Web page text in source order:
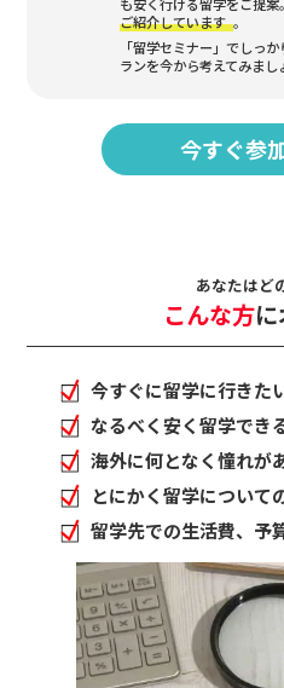
ご紹介しています。
「留学セミナー」でしっ
ランを今から考えてみまし
今すぐ参
あなたはど
こんな方
今すぐに留学に行きた
なるべく安く留学でき
海外に何となく憧れが
とにかく留学について
留学先での生活費、予